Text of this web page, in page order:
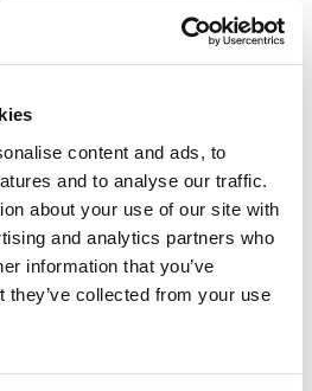
content and ads, to
and to analyse our traffic.
about your use of our site with
and analytics partners who
information that you’ve
they’ve collected from your use
DE